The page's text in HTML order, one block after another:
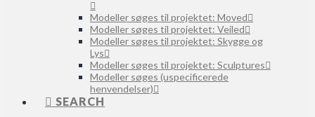
Modeller søges til projektet: Moved
Modeller søges til projektet: Veiled
Modeller søges til projektet: Skygge og
Lys
Modeller søges til projektet: Sculptures
Modeller søges (uspecificerede
henvendelser)
SEARCH